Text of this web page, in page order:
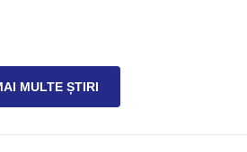
MULTE ȘTIRI